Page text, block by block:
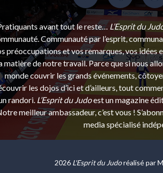
avant tout le reste… L’Esprit du
Communauté par l’esprit,
préoccupations et vos remarques, vos idées
matière de notre travail. Parce que si nous
monde couvrir les grands événements,
les dojos d’ici et d’ailleurs, tout
randori. L’Esprit du Judoest un magazine
meilleur ambassadeur, c’est vous !
media spécialisé
2026 L'Esprit du Judoréalisé par